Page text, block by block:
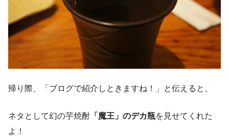
帰り際、「ブログで紹介しときますね！」と伝えると、
ネタとして幻の芋焼酎 「魔王」のデカ瓶を見せてくれた
よ！